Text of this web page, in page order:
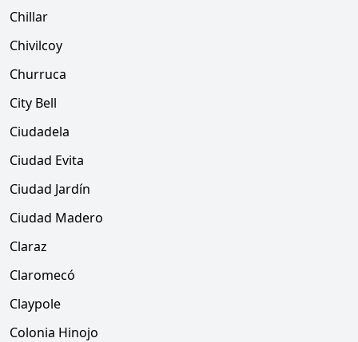
Chillar
Chivilcoy
Churruca
City Bell
Ciudadela
Ciudad Evita
Ciudad Jardín
Ciudad Madero
Claraz
Claromecó
Claypole
Colonia Hinojo